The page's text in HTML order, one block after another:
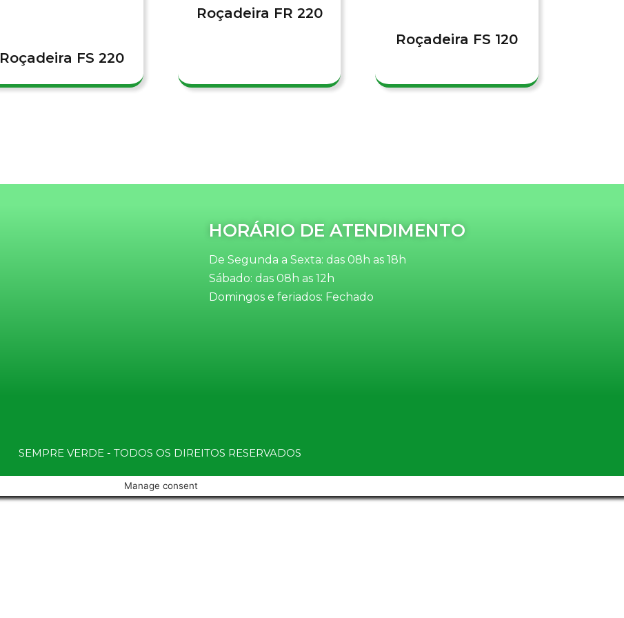
Roçadeira FS 220
Roçadeira FR 220
Roçadeira FS 120
HORÁRIO DE ATENDIMENTO
De Segunda a Sexta: das 08h as 18h
Sábado: das 08h as 12h
Domingos e feriados: Fechado
SEMPRE VERDE - TODOS OS DIREITOS RESERVADOS
Manage consent